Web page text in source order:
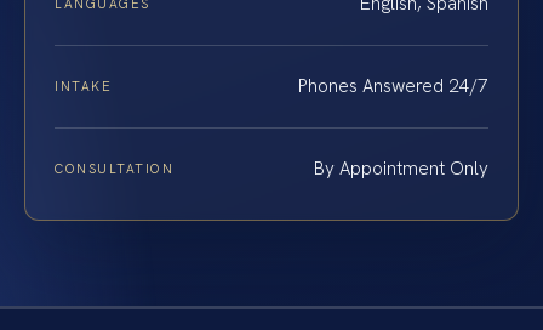
LANGUAGES
INTAKE Phones Answered 24/7
CONSULTATION By Appointment Only